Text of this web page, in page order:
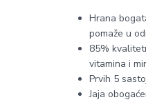
Hrana
pomaže u
85%
vitamina i
Prvih 5
Jaja